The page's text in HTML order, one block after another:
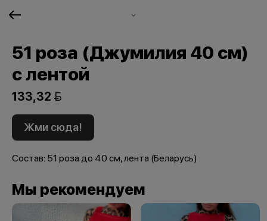
51 роза (Джумилия 40 см)
с лентой
133,32 
Жми сюда!
Состав: 51 роза до 40 см, лента (Беларусь)
Мы рекомендуем